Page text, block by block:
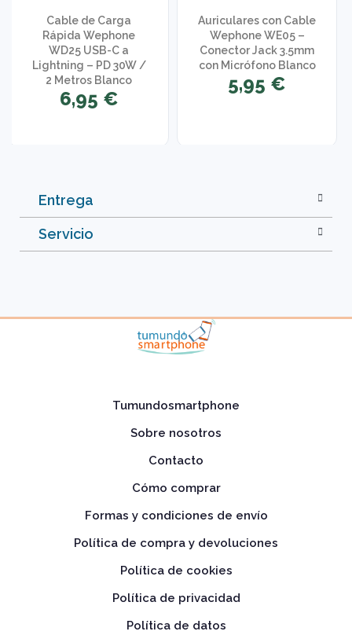
Cable de Carga
Rápida Wephone
WD25 USB-C a
Lightning – PD 30W /
2 Metros Blanco
6,95 €
Auriculares con Cable
Wephone WE05 –
Conector Jack 3.5mm
con Micrófono Blanco
5,95 €
Entrega
Servicio
Tumundosmartphone
Sobre nosotros
Contacto
Cómo comprar
Formas y condiciones de envío
Política de compra y devoluciones
Política de cookies
Política de privacidad
Política de datos